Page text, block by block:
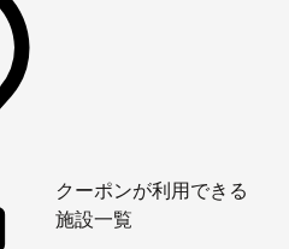
クーポンが利用できる
施設一覧